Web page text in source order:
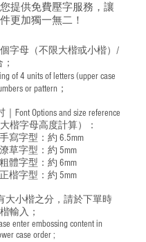
提供免費壓字服務，讓
更加獨一無二！
字母（不限大楷或小楷）/
of 4 units of letters (upper case
or pattern；
Font Options and size reference
楷字母高度計算）：
手寫字型：約 6.5mm
草字型： 約 5mm
粗體字型：約 6mm
楷字型： 約 5mm
大小楷之分，請於下單時
輸入；
enter embossing content in
case order ;